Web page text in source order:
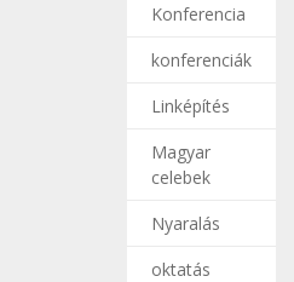
Konferencia
konferenciák
Linképítés
Magyar
celebek
Nyaralás
oktatás